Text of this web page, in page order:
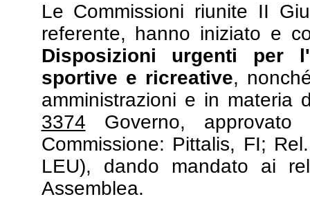
Le Commissioni riunite II
referente, hanno iniziato e
Disposizioni urgenti per
sportive e ricreative,
amministrazioni e in materia
3374 Governo,
Commissione: Pittalis, FI;
LEU), dando mandato ai
Assemblea.